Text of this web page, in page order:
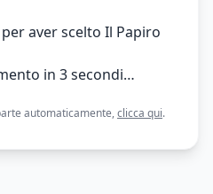
aver scelto Il Papiro
in 3secondi…
automaticamente,clicca qui.